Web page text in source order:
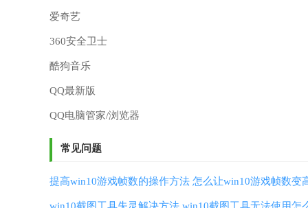
爱奇艺
360安全卫士
酷狗音乐
QQ最新版
QQ电脑管家/浏览器
常见问题
提高win10游戏帧数的操作方法 怎么让win10游戏帧数变
win10截图工具失灵解决方法 win10截图工具无法使用怎